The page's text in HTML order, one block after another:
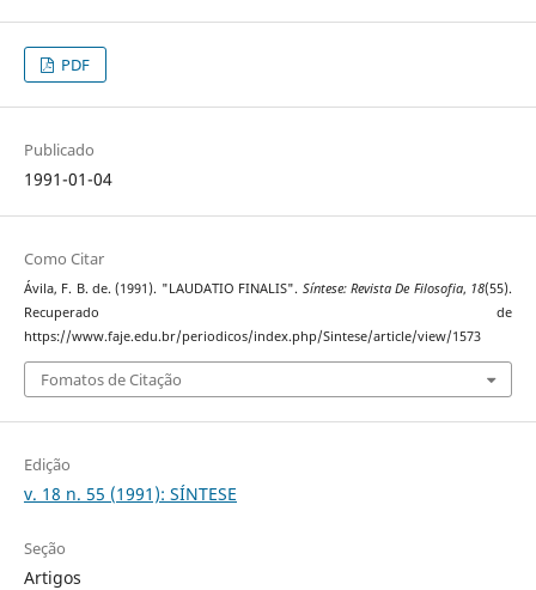
PDF
Publicado
1991-01-04
Como Citar
Ávila, F. B. de. (1991). "LAUDATIO FINALIS". Síntese: Revista De Filosofia, 18(55).
Recuperado de
https://www.faje.edu.br/periodicos/index.php/Sintese/article/view/1573
Fomatos de Citação
Edição
v. 18 n. 55 (1991): SÍNTESE
Seção
Artigos